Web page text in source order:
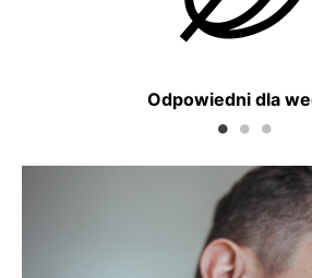
Odpowiedni dla